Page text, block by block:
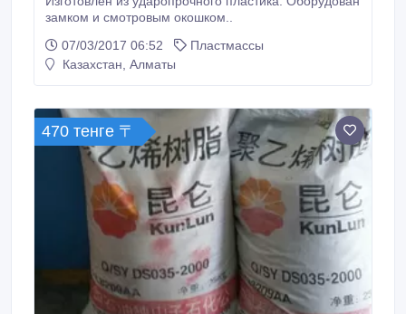
замком и смотровым окошком..
07/03/2017 06:52
Пластмассы
Казахстан, Алматы
470 тенге 〒